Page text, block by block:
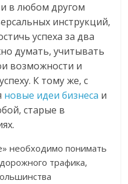
в любом другом
инструкций,
успеха за два
думать, учитывать
возможности и
К тому же, с
новые идеи бизнеса и
старые в
необходимо понимать
трафика,